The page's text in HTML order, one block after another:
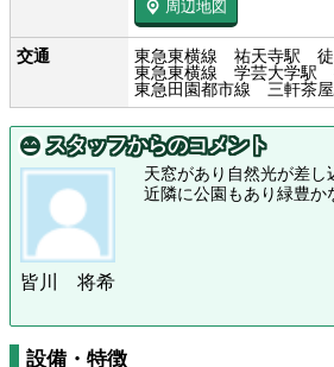
周辺地図
交通
東急東横線 祐天寺駅 徒
東急東横線 学芸大学駅
東急田園都市線 三軒茶
スタッフからのコメント
皆川 将希
天窓があり自然光が差し
近隣に公園もあり緑豊か
設備・特徴